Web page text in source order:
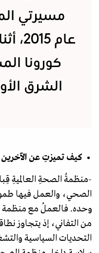
مسيرتي
عام
كورونا
الشرق
كيف تميزتِ عن الآخرين
-منظمةُ الصحةِ العالميةِ
الصحي، والعمل فيها
وحده. فالعملُ مع منظمة
من التفاني، إذ يتجاوز
التحديات السياسية